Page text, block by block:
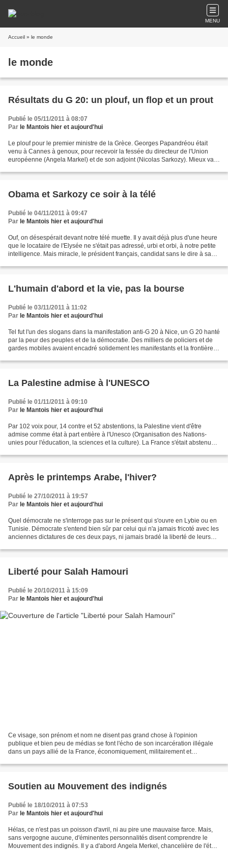
MENU
Accueil » le monde
le monde
Résultats du G 20: un plouf, un flop et un prout
Publié le 05/11/2011 à 08:07
Par le Mantois hier et aujourd'hui
Le plouf pour le premier ministre de la Grèce. Georges Papandréou était
venu à Cannes à genoux, pour recevoir la fessée du directeur de l'Union
européenne (Angela Markel) et de son adjoint (Nicolas Sarkozy). Mieux vaut
Obama et Sarkozy ce soir à la télé
Publié le 04/11/2011 à 09:47
Par le Mantois hier et aujourd'hui
Ouf, on désespérait devant notre télé muette. Il y avait déjà plus d'une heure
que le locataire de l'Elysée ne s'était pas adressé, urbi et orbi, à notre petite
intelligence. Mais miracle, le président français, candidat sans le dire à sa
L'humain d'abord et la vie, pas la bourse
Publié le 03/11/2011 à 11:02
Par le Mantois hier et aujourd'hui
Tel fut l'un des slogans dans la manifestation anti-G 20 à Nice, un G 20 hanté
par la peur des peuples et de la démocratie. Des milliers de policiers et de
gardes mobiles avaient encadré solidement les manifestants et la frontière
La Palestine admise à l'UNESCO
Publié le 01/11/2011 à 09:10
Par le Mantois hier et aujourd'hui
Par 102 voix pour, 14 contre et 52 abstentions, la Palestine vient d'être
admise comme état à part entière à l'Unesco (Organisation des Nations-
unies pour l'éducation, la sciences et la culture). La France s'était abstenue
Après le printemps Arabe, l'hiver?
Publié le 27/10/2011 à 19:57
Par le Mantois hier et aujourd'hui
Quel démocrate ne s'interroge pas sur le présent qui s'ouvre en Lybie ou en
Tunisie. Démocrate s'entend bien sûr par celui qui n'a jamais fricoté avec les
anciennes dictatures de ces deux pays, ni jamais bradé la liberté de leurs
Liberté pour Salah Hamouri
Publié le 20/10/2011 à 15:09
Par le Mantois hier et aujourd'hui
Ce visage, son prénom et nom ne disent pas grand chose à l'opinion
publique et bien peu de médias se font l'écho de son incarcération illégale
dans un pays allié de la France, économiquement, militairement et
Soutien au Mouvement des indignés
Publié le 18/10/2011 à 07:53
Par le Mantois hier et aujourd'hui
Hélas, ce n'est pas un poisson d'avril, ni au pire une mauvaise farce. Mais,
sans vergogne aucune, d'éminentes personnalités disent comprendre le
Mouvement des indignés. Il y a d'abord Angela Merkel, chancelière de l'état